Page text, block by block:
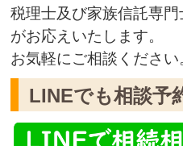
税理士及び家族信託専
がお応えいたします。
お気軽にご相談ください
LINEでも相談予